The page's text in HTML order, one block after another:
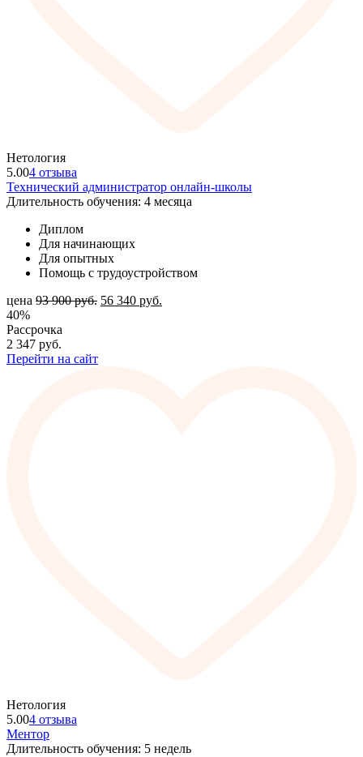
Нетология
5.004 отзыва
Технический администратор онлайн-школы
Длительность обучения: 4 месяца
Диплом
Для начинающих
Для опытных
Помощь с трудоустройством
цена 93 900руб. 56 340 руб.
40%
Рассрочка
2 347 руб.
Перейти на сайт
Нетология
5.004 отзыва
Ментор
Длительность обучения: 5 недель